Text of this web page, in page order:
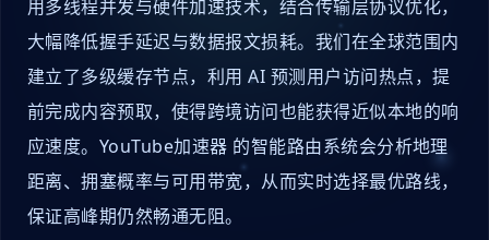
用多线程并发与硬件加速技术，结合传输层协议优化，
大幅降低握手延迟与数据报文损耗。我们在全球范围内
建立了多级缓存节点，利用 AI 预测用户访问热点，提
前完成内容预取，使得跨境访问也能获得近似本地的响
应速度。YouTube加速器 的智能路由系统会分析地理
距离、拥塞概率与可用带宽，从而实时选择最优路线，
保证高峰期仍然畅通无阻。